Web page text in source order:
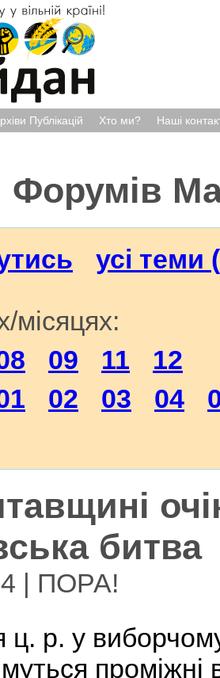
Публікацій Хто ми? Наші
Форумів
усі теми
місяцях:
09 11
12
02 03 04
битва
| ПОРА!
ц. р. у